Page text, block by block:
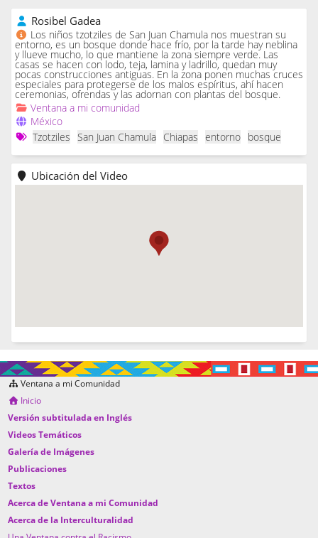
Rosibel Gadea
Los niños tzotziles de San Juan Chamula nos muestran su
entorno, es un bosque donde hace frío, por la tarde hay neblina
y llueve mucho, lo que mantiene la zona siempre verde. Las
casas se hacen con lodo, teja, lamina y ladrillo, quedan muy
pocas construcciones antiguas. En la zona ponen muchas cruces
especiales para protegerse de los malos espíritus, ahí hacen
ceremonias, ofrendas y las adornan con plantas del bosque.
Ventana a mi comunidad
México
Tzotziles
San Juan Chamula Chiapas entorno bosque
Ubicación del Video
Ventana a mi Comunidad
Inicio
Versión subtitulada en Inglés
Videos Temáticos
Galería de Imágenes
Publicaciones
Textos
Acerca de Ventana a mi Comunidad
Acerca de la Interculturalidad